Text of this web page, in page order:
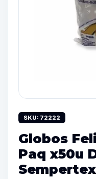
SKU: 72222
Globos
Paq x50u
Sempertex